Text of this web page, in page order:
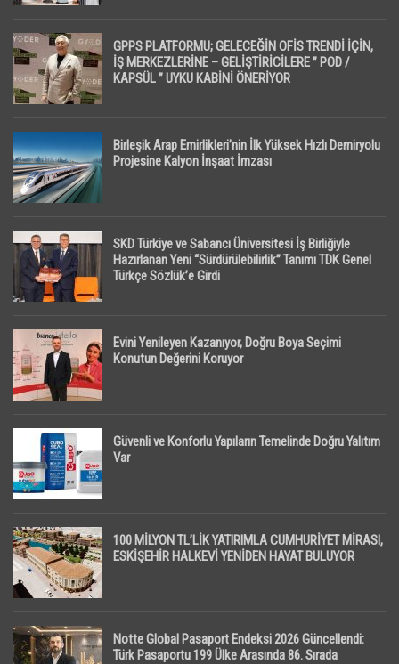
GPPS PLATFORMU; GELECEĞİN OFİS TRENDİ İÇİN,
İŞ MERKEZLERİNE – GELİŞTİRİCİLERE ” POD /
KAPSÜL ” UYKU KABİNİ ÖNERİYOR
Birleşik Arap Emirlikleri’nin İlk Yüksek Hızlı Demiryolu
Projesine Kalyon İnşaat İmzası
SKD Türkiye ve Sabancı Üniversitesi İş Birliğiyle
Hazırlanan Yeni “Sürdürülebilirlik” Tanımı TDK Genel
Türkçe Sözlük’e Girdi
Evini Yenileyen Kazanıyor, Doğru Boya Seçimi
Konutun Değerini Koruyor
Güvenli ve Konforlu Yapıların Temelinde Doğru Yalıtım
Var
100 MİLYON TL’LİK YATIRIMLA CUMHURİYET MİRASI,
ESKİŞEHİR HALKEVİ YENİDEN HAYAT BULUYOR
Notte Global Pasaport Endeksi 2026 Güncellendi:
Türk Pasaportu 199 Ülke Arasında 86. Sırada